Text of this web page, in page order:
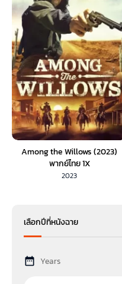
Among the Willows (2023)
พากย์ไทย 1X
2023
เลือกปีที่หนังฉาย
Years